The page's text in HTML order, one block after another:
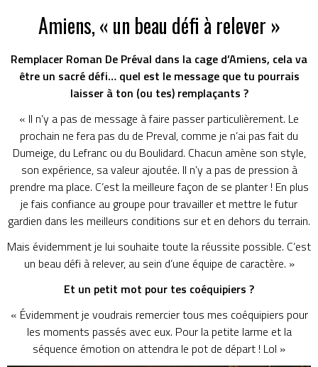
Amiens, « un beau défi à relever »
Remplacer Roman De Préval dans la cage d’Amiens, cela va
être un sacré défi… quel est le message que tu pourrais
laisser à ton (ou tes) remplaçants ?
« Il n’y a pas de message à faire passer particulièrement. Le
prochain ne fera pas du de Preval, comme je n’ai pas fait du
Dumeige, du Lefranc ou du Boulidard. Chacun amène son style,
son expérience, sa valeur ajoutée. Il n’y a pas de pression à
prendre ma place. C’est la meilleure façon de se planter ! En plus
je fais confiance au groupe pour travailler et mettre le futur
gardien dans les meilleurs conditions sur et en dehors du terrain.
Mais évidemment je lui souhaite toute la réussite possible. C’est
un beau défi à relever, au sein d’une équipe de caractère. »
Et un petit mot pour tes coéquipiers ?
« Évidemment je voudrais remercier tous mes coéquipiers pour
les moments passés avec eux. Pour la petite larme et la
séquence émotion on attendra le pot de départ ! Lol »